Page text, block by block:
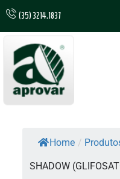
(35) 3214.1837
Home /
SHADOW